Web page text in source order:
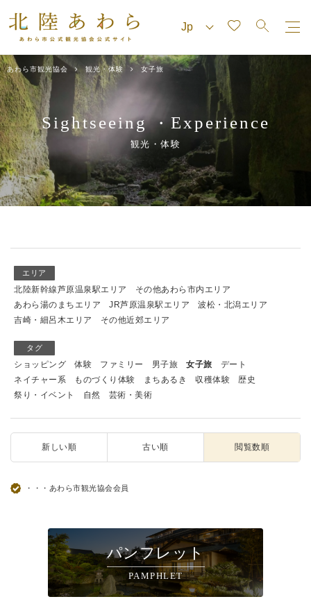
あわら市観光協会 観光・体験 女子旅
Sightseeing・ Experience
観光・体験
エリア
北陸新幹線芦原温泉駅エリア
その他あわら市内エリア
あわら湯のまちエリア
JR芦原温泉駅エリア
波松・北潟エリア
吉崎・細呂木エリア
その他近郊エリア
タグ
ショッピング 体験 ファミリー 男子旅 女子旅
デート
ネイチャー系
ものづくり体験 まちあるき 収穫体験
歴史
祭り・イベント
自然 芸術・美術
新しい順 古い順 閲覧数順
・・・あわら市観光協会会員
パンフレット
PAMPHLET